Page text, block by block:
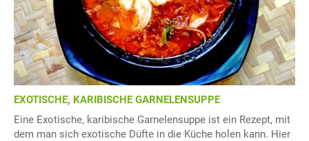
EXOTISCHE, KARIBISCHE GARNELENSUPPE
Eine Exotische, karibische Garnelensuppe ist ein Rezept, mit
dem man sich exotische Düfte in die Küche holen kann. Hier